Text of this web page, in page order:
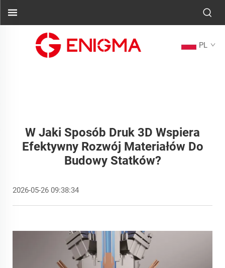
PL
W Jaki Sposób Druk 3D Wspiera
Efektywny Rozwój Materiałów Do
Budowy Statków?
2026-05-26 09:38:34